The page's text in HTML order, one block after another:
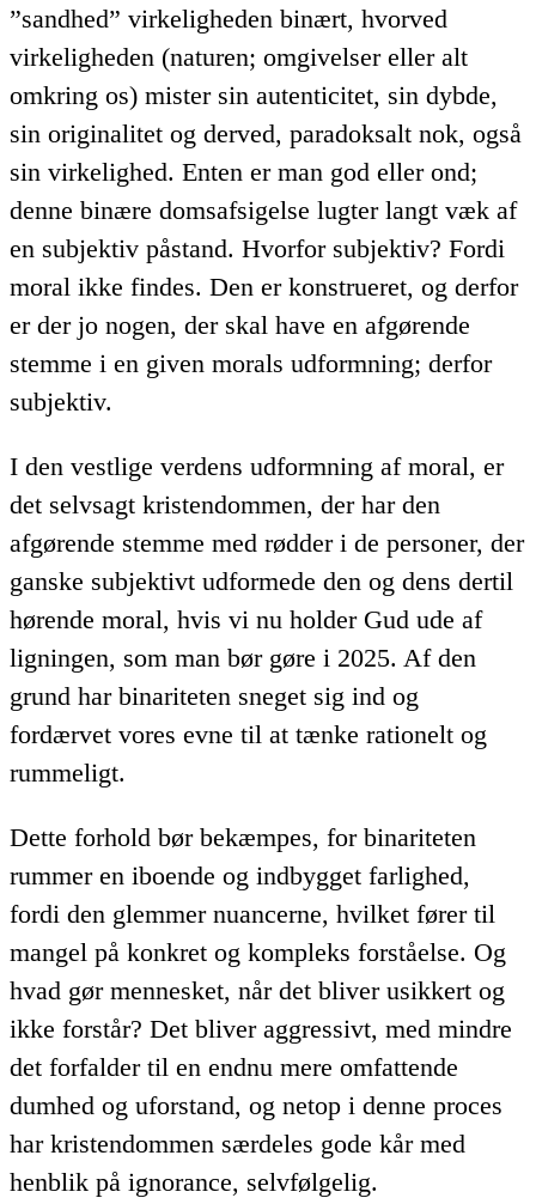
”sandhed” virkeligheden binært, hvorved
virkeligheden (naturen; omgivelser eller alt
omkring os) mister sin autenticitet, sin dybde,
sin originalitet og derved, paradoksalt nok, også
sin virkelighed. Enten er man god eller ond;
denne binære domsafsigelse lugter langt væk af
en subjektiv påstand. Hvorfor subjektiv? Fordi
moral ikke findes. Den er konstrueret, og derfor
er der jo nogen, der skal have en afgørende
stemme i en given morals udformning; derfor
subjektiv.
I den vestlige verdens udformning af moral, er
det selvsagt kristendommen, der har den
afgørende stemme med rødder i de personer, der
ganske subjektivt udformede den og dens dertil
hørende moral, hvis vi nu holder Gud ude af
ligningen, som man bør gøre i 2025. Af den
grund har binariteten sneget sig ind og
fordærvet vores evne til at tænke rationelt og
rummeligt.
Dette forhold bør bekæmpes, for binariteten
rummer en iboende og indbygget farlighed,
fordi den glemmer nuancerne, hvilket fører til
mangel på konkret og kompleks forståelse. Og
hvad gør mennesket, når det bliver usikkert og
ikke forstår? Det bliver aggressivt, med mindre
det forfalder til en endnu mere omfattende
dumhed og uforstand, og netop i denne proces
har kristendommen særdeles gode kår med
henblik på ignorance, selvfølgelig.